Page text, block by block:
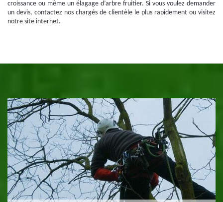
croissance ou même un élagage d’arbre fruitier. Si vous voulez demander
un devis, contactez nos chargés de clientèle le plus rapidement ou visitez
notre site internet.